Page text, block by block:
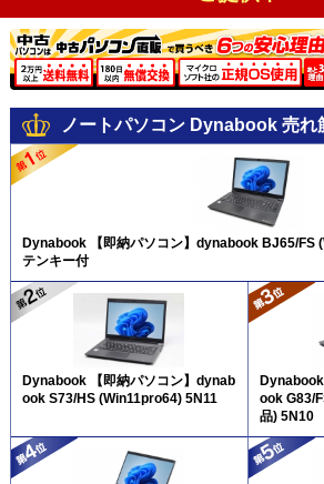
ノートパソコン Dynabook 売れ
Dynabook 【即納パソコン】dynabook BJ65/
テンキー付
Dynabook 【即納パソコン】dynab
ook S73/HS (Win11pro64) 5N11
ook G83/
品) 5N10